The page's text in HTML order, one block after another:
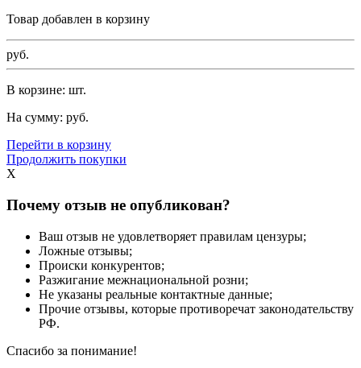
Товар добавлен в корзину
руб.
В корзине: шт.
На сумму: руб.
Перейти в корзину
Продолжить покупки
X
Почему отзыв не опубликован?
Ваш отзыв не удовлетворяет правилам цензуры;
Ложные отзывы;
Происки конкурентов;
Разжигание межнациональной розни;
Не указаны реальные контактные данные;
Прочие отзывы, которые противоречат законодательству
РФ.
Спасибо за понимание!